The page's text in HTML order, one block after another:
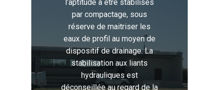
l’aptitude à être stabilisés
par compactage, sous
réserve de maitriser les
eaux de profil au moyen de
dispositif de drainage. La
stabilisation aux liants
hydrauliques est
déconseillée au regard de la